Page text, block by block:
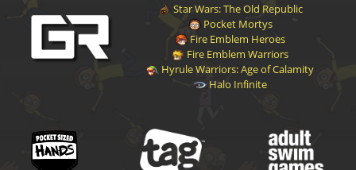
Star Wars: The Old Republic
Pocket Mortys
Fire Emblem Heroes
Fire Emblem Warriors
Hyrule Warriors: Age of Calamity
Halo Infinite